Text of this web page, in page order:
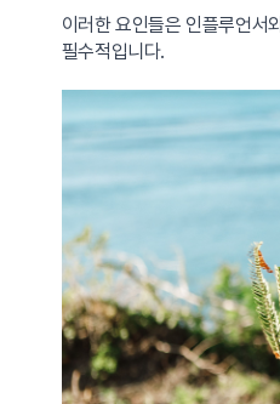
이러한 요인들은 인플루언서
필수적입니다.